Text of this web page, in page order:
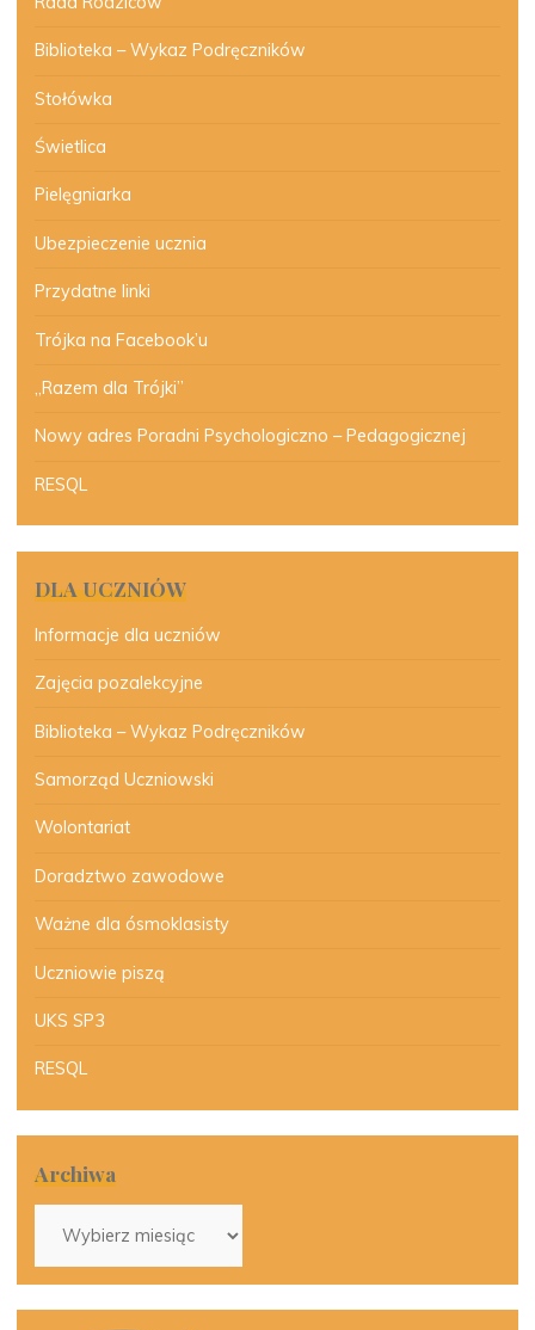
Biblioteka – Wykaz Podręczników
Stołówka
Świetlica
Pielęgniarka
Ubezpieczenie ucznia
Przydatne linki
Trójka na Facebook’u
„Razem dla Trójki”
Nowy adres Poradni Psychologiczno – Pedagogicznej
RESQL
DLA UCZNIÓW
Informacje dla uczniów
Zajęcia pozalekcyjne
Biblioteka – Wykaz Podręczników
Samorząd Uczniowski
Wolontariat
Doradztwo zawodowe
Ważne dla ósmoklasisty
Uczniowie piszą
UKS SP3
RESQL
Archiwa